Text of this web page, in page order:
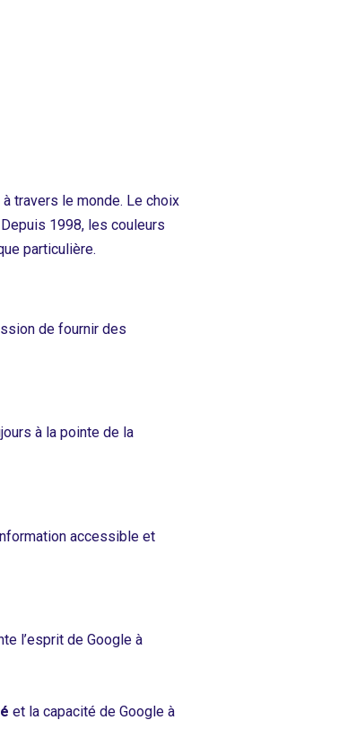
travers le monde. Le choix
1998, les couleurs
particulière.
de fournir des
à la pointe de la
accessible et
l’esprit de Google à
et la capacité de Google à